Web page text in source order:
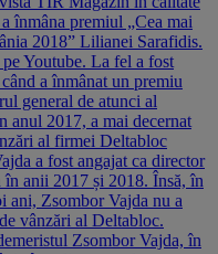
înmâna premiul „Cea mai
2018” Lilianei Sarafidis.
Youtube. La fel a fost
a înmânat un premiu
general de atunci al
anul 2017, a mai decernat
al firmei Deltabloc
a fost angajat ca director
anii 2017 și 2018. Însă, în
ani, Zsombor Vajda nu a
vânzări al Deltabloc.
Zsombor Vajda, în